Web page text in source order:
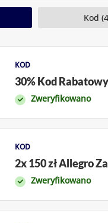
Kod
KOD
30% Kod Rabatowy
Zweryfikowano
KOD
2x 150 zł Allegro
Zweryfikowano